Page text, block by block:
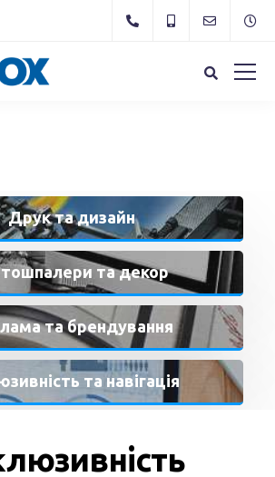
Друкта дизайн
та декор
та брендування
та навігація